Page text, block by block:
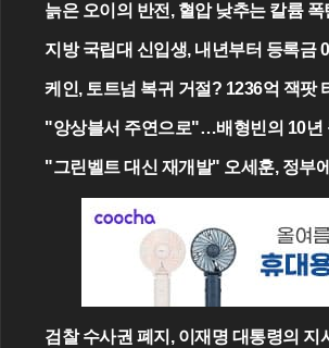
늙은 오이의 반전, 혈압 낮추는 칼륨 폭
지방 국립대 신입생, 내년부터 등록금
케인, 토트넘 복귀 거절? 1236억 잭팟
"앙상블서 주연으로"…배형빈의 10년
"그린벨트 대신 재개발" 오세훈, 정부
검찰 수사권 폐지, 이재명 대통령의 지